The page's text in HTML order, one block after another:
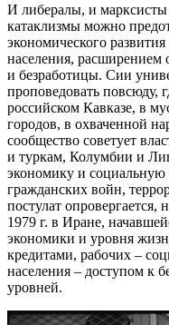
И либералы, и
катаклизмы можно
экономического
населения, расширением
и безработицы. Сии
проповедовать повсюду,
российском Кавказе, в
городов, в охваченной
сообщество советует
и туркам, Колумбии и
экономику и социальную
гражданских войн,
постулат
1979 г. в Иране,
экономики и уровня
кредитами, рабочих –
населения – доступом к
уровней.